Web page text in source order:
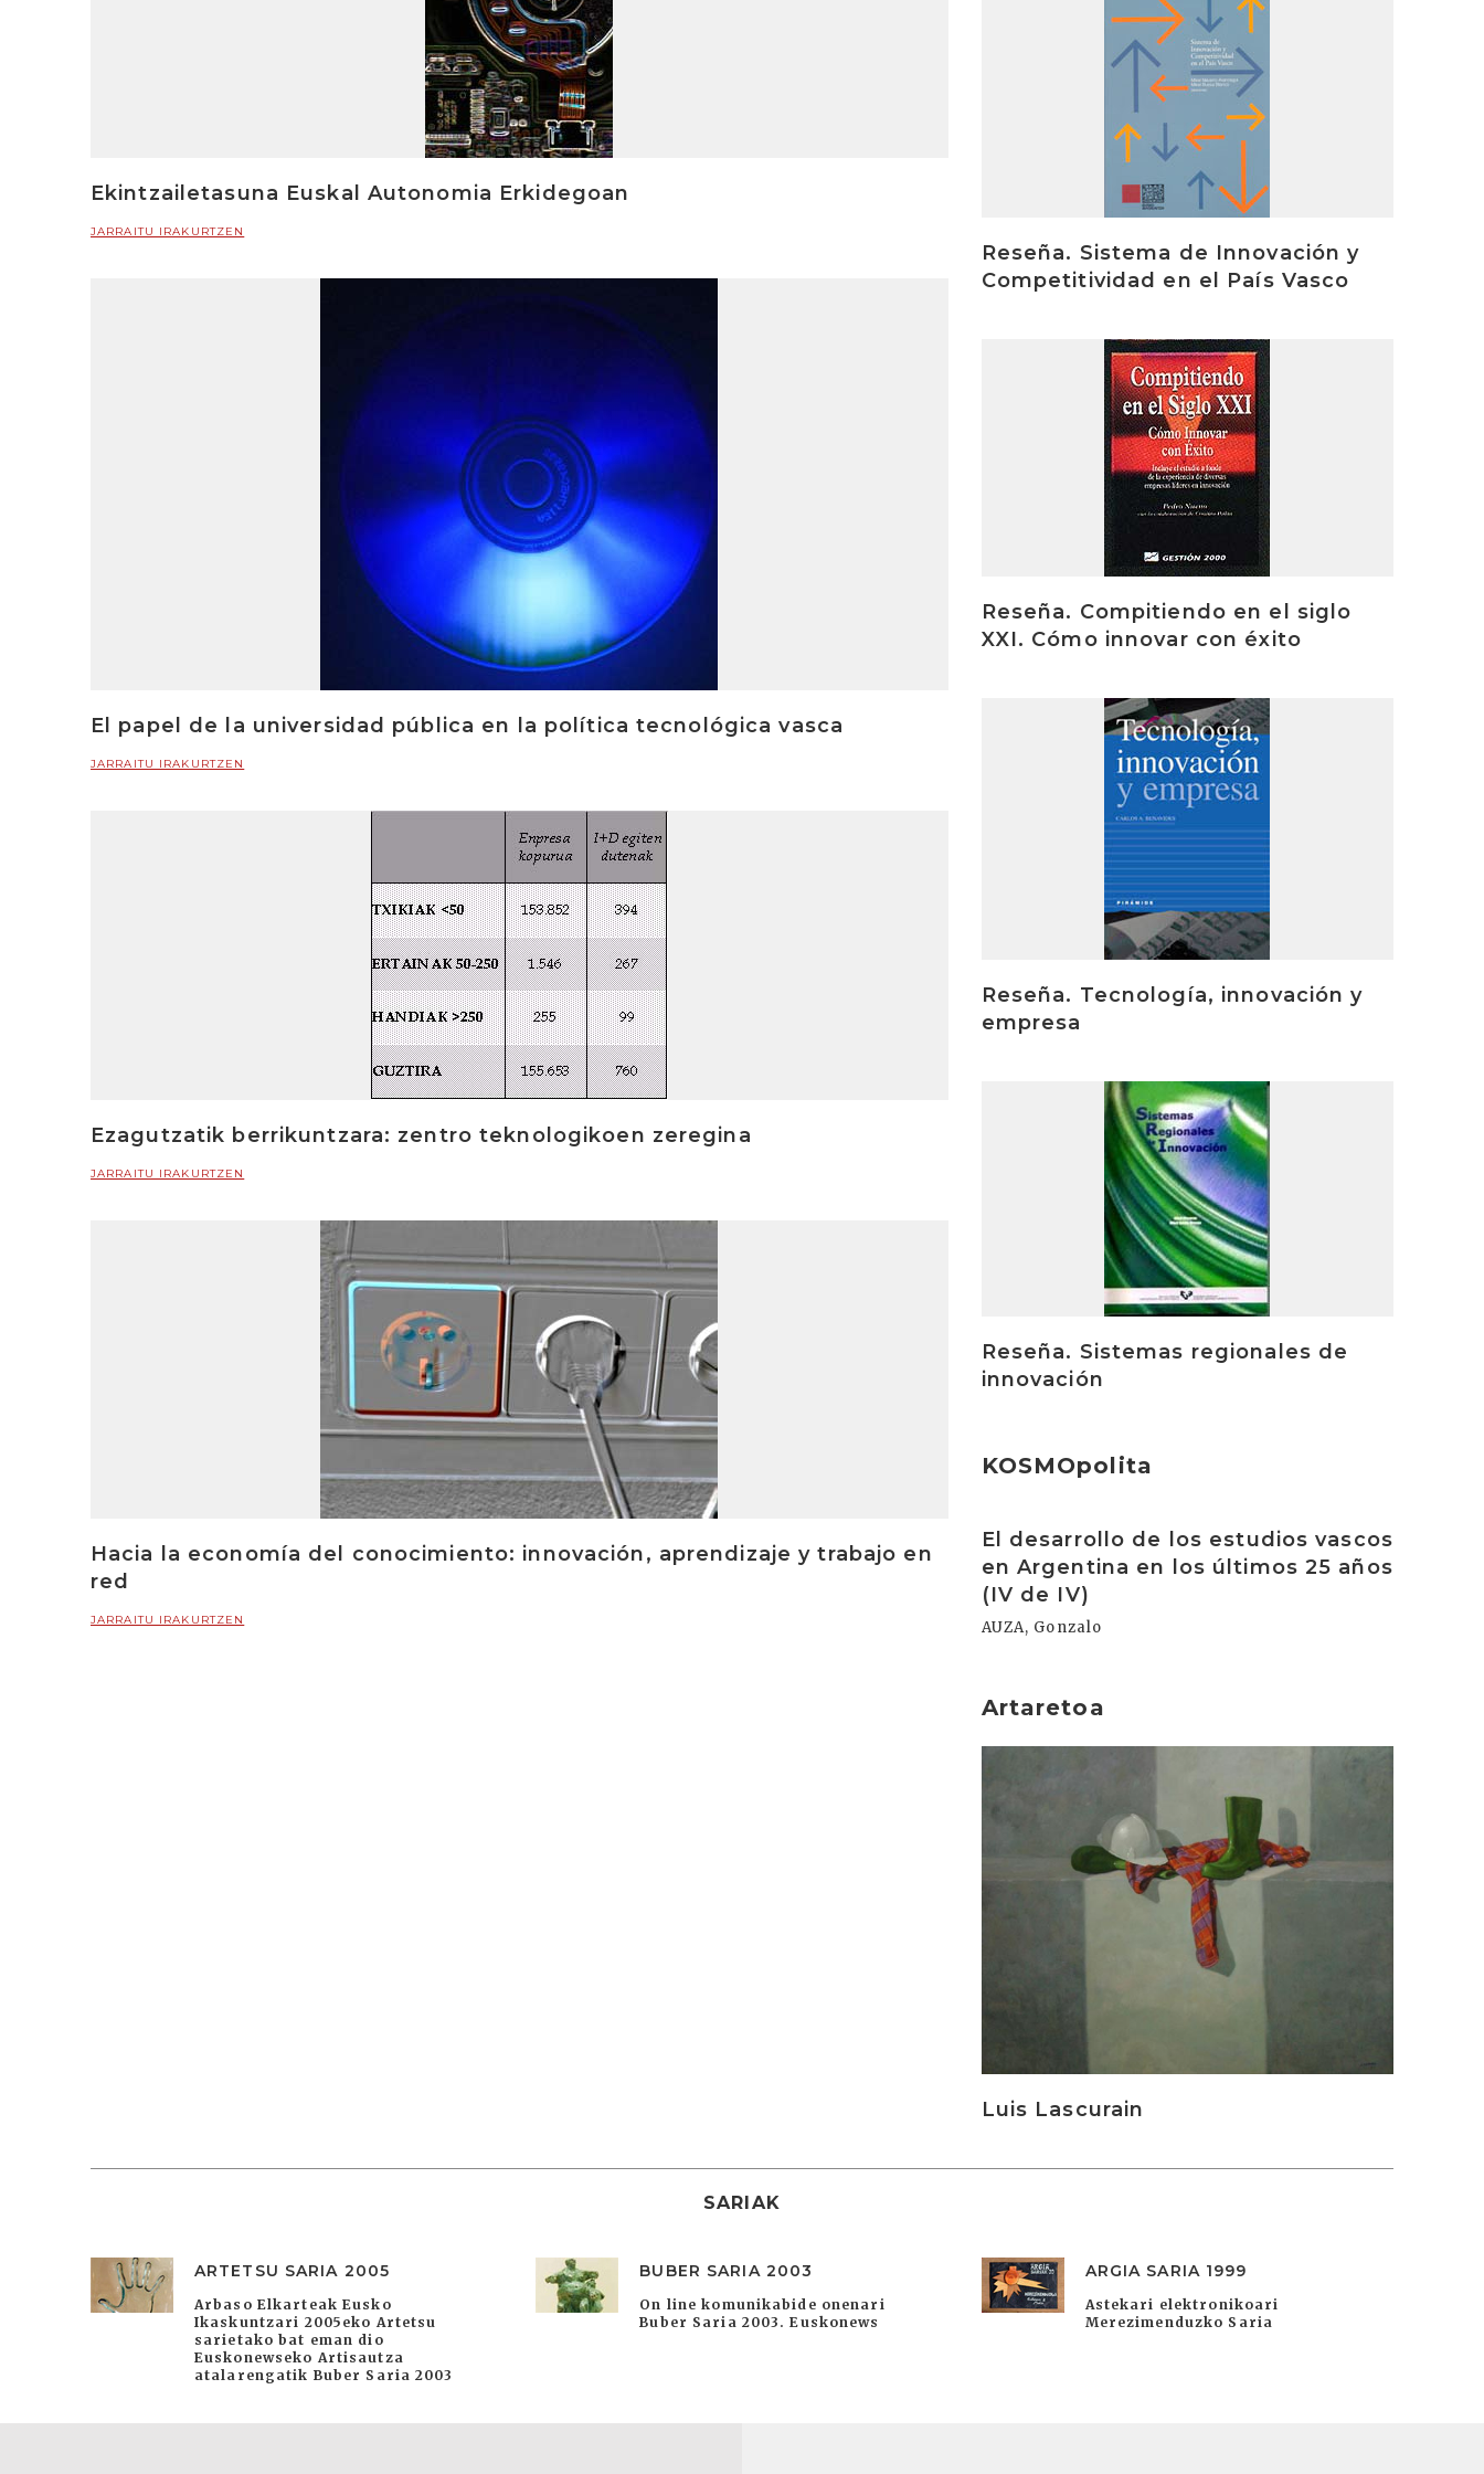
Ekintzailetasuna Euskal Autonomia Erkidegoan
JARRAITU IRAKURTZEN
El papel de la universidad pública en la política tecnológica vasca
JARRAITU IRAKURTZEN
Ezagutzatik berrikuntzara: zentro teknologikoen zeregina
JARRAITU IRAKURTZEN
Hacia la economía del conocimiento: innovación, aprendizaje y trabajo en
red
JARRAITU IRAKURTZEN
Reseña. Sistema de Innovación y
Competitividad en el País Vasco
Reseña. Compitiendo en el siglo
XXI. Cómo innovar con éxito
Reseña. Tecnología, innovación y
empresa
Reseña. Sistemas regionales de
innovación
KOSMOpolita
El desarrollo de los estudios vascos
en Argentina en los últimos 25 años
(IV de IV)
AUZA, Gonzalo
Artaretoa
Luis Lascurain
SARIAK
ARTETSU SARIA 2005
Arbaso Elkarteak Eusko
Ikaskuntzari 2005eko Artetsu
sarietako bat eman dio
Euskonewseko Artisautza
atalarengatik Buber Saria 2003
BUBER SARIA 2003
On line komunikabide onenari
Buber Saria 2003. Euskonews
ARGIA SARIA 1999
Astekari elektronikoari
Merezimenduzko Saria